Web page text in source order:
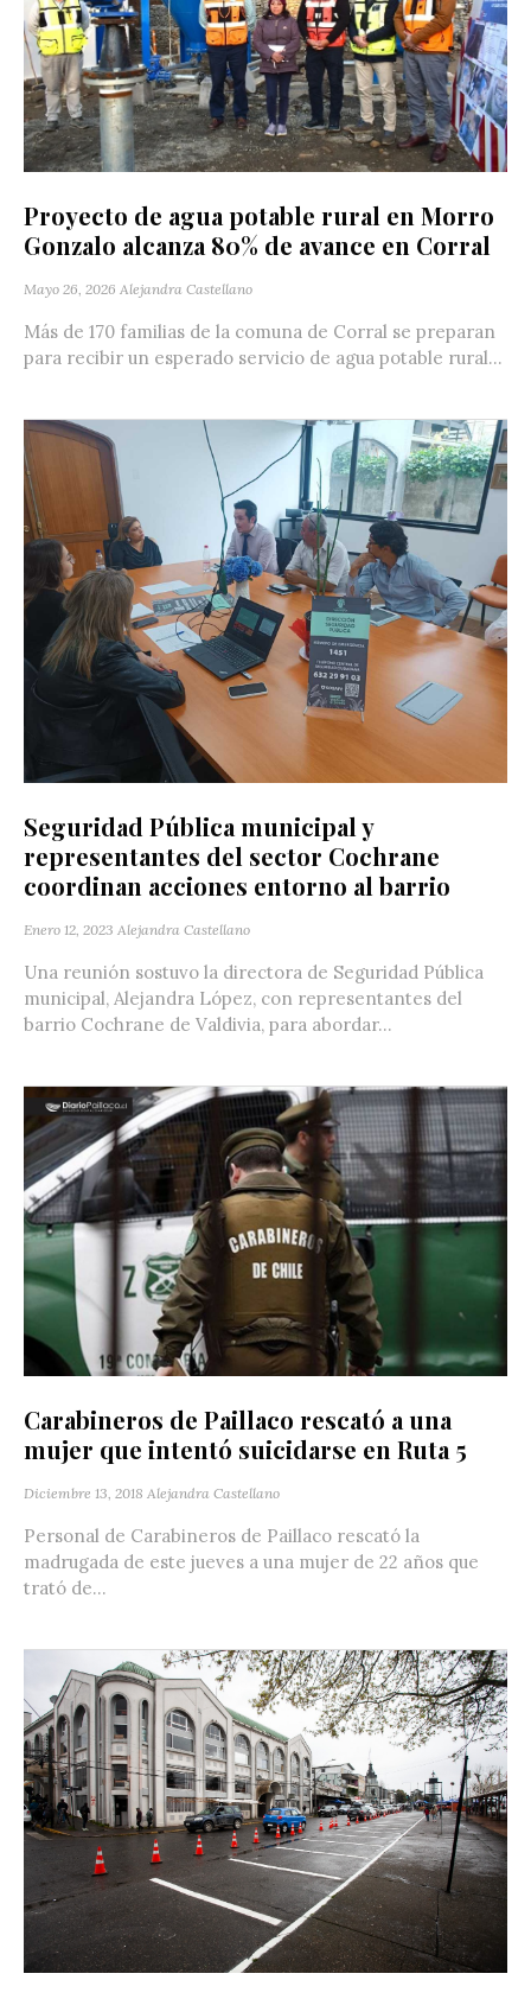
Proyecto de agua potable rural en Morro
Gonzalo alcanza 80% de avance en Corral
Mayo 26, 2026 Alejandra Castellano
Más de 170 familias de la comuna de Corral se preparan
para recibir un esperado servicio de agua potable rural...
Seguridad Pública municipal y
representantes del sector Cochrane
coordinan acciones entorno al barrio
Enero 12, 2023 Alejandra Castellano
Una reunión sostuvo la directora de Seguridad Pública
municipal, Alejandra López, con representantes del
barrio Cochrane de Valdivia, para abordar...
Carabineros de Paillaco rescató a una
mujer que intentó suicidarse en Ruta 5
Diciembre 13, 2018 Alejandra Castellano
Personal de Carabineros de Paillaco rescató la
madrugada de este jueves a una mujer de 22 años que
trató de...